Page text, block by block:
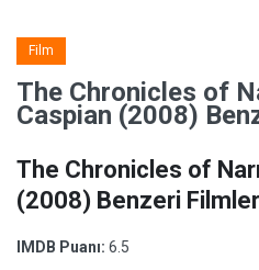
Film
The Chronicles of
Caspian (2008)
The Chronicles of
(2008) Benzeri Filmler
IMDB Puanı: 6.5